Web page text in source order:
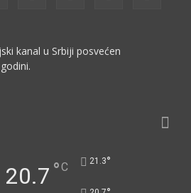
kanal u Srbiji posvećen
20.7 °C 21.3°